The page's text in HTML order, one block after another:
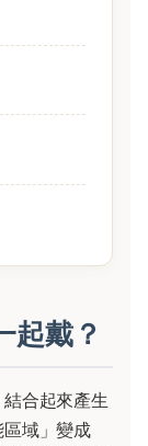
起戴？
合起來產生
域」變成